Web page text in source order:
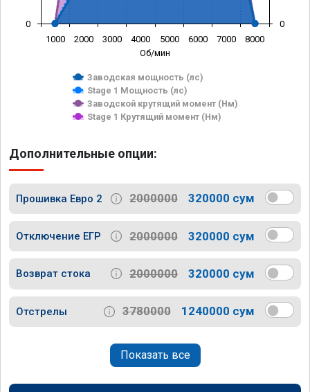
Об/мин
Заводская мощность (лс)
Stage 1 Мощность (лс)
Заводской крутящий момент (Нм)
Stage 1 Крутящий момент (Нм)
1000 2000 3000 4000 5000 6000 7000 8000
0 0
Дополнительные опции:
Прошивка Евро 2 2000000 320000 сум
Отключение ЕГР 2000000 320000 сум
Возврат стока 2000000 320000 сум
Отстрелы 3780000 1240000 сум
Показать все